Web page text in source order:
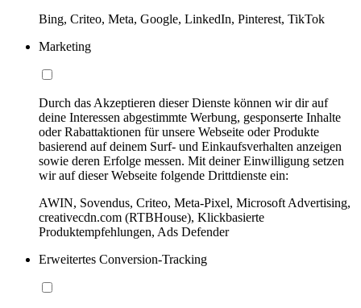
Bing, Criteo, Meta, Google, LinkedIn, Pinterest, TikTok
Marketing
Durch das Akzeptieren dieser Dienste können wir dir auf
deine Interessen abgestimmte Werbung, gesponserte Inhalte
oder Rabattaktionen für unsere Webseite oder Produkte
basierend auf deinem Surf- und Einkaufsverhalten anzeigen
sowie deren Erfolge messen. Mit deiner Einwilligung setzen
wir auf dieser Webseite folgende Drittdienste ein:
AWIN, Sovendus, Criteo, Meta-Pixel, Microsoft Advertising,
creativecdn.com (RTBHouse), Klickbasierte
Produktempfehlungen, Ads Defender
Erweitertes Conversion-Tracking